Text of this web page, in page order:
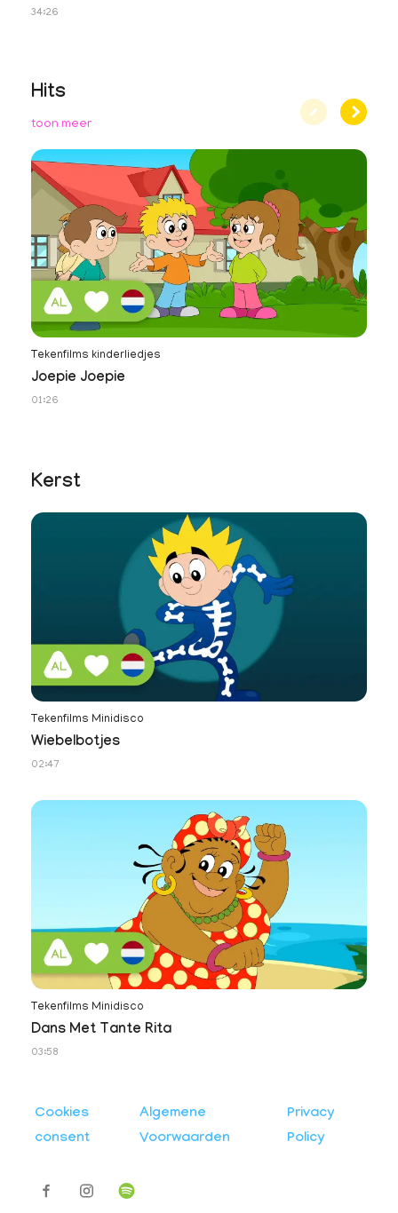
34:26
Hits
toon meer
Tekenfilms kinderliedjes
Joepie Joepie
01:26
Kerst
Tekenfilms Minidisco
Wiebelbotjes
02:47
Tekenfilms Minidisco
Dans Met Tante Rita
03:58
Cookies
consent
Algemene
Voorwaarden
Privacy
Policy